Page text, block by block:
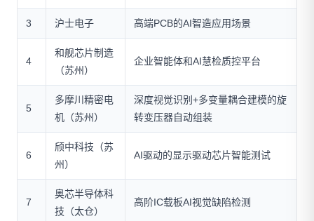
3 沪士电子 高端PCB的AI智造应用场景
4
和舰芯片制造
（苏州）
企业智能体和AI慧检质控平台
5
多摩川精密电
机（苏州）
深度视觉识别+多变量耦合建模的旋
转变压器自动组装
6
颀中科技（苏
州）
AI驱动的显示驱动芯片智能测试
7
奥芯半导体科
技（太仓）
高阶IC载板AI视觉缺陷检测